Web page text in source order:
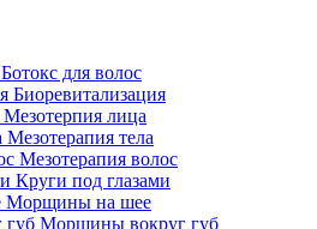
Ботокс для волос
Биоревитализация
Мезотерпия лица
Мезотерапия тела
Мезотерапия волос
Круги под глазами
Морщины на шее
Морщины вокруг губ